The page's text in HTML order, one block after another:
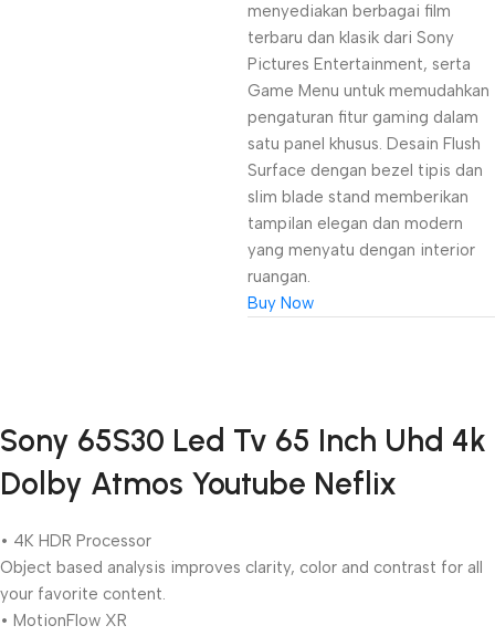
menyediakan berbagai film
terbaru dan klasik dari Sony
Pictures Entertainment, serta
Game Menu untuk memudahkan
pengaturan fitur gaming dalam
satu panel khusus. Desain Flush
Surface dengan bezel tipis dan
slim blade stand memberikan
tampilan elegan dan modern
yang menyatu dengan interior
ruangan.
Buy Now
Black Friday
Blowout!
Sony 65S30 Led Tv 65 Inch Uhd 4k
Dolby Atmos Youtube Neflix
• 4K HDR Processor
Object based analysis improves clarity, color and contrast for all
your favorite content.
• MotionFlow XR